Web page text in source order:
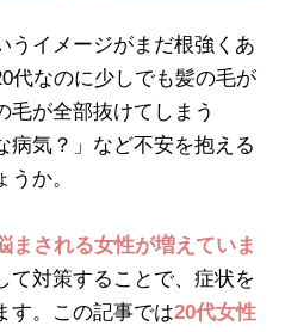
うイメージがまだ根強くあ
代なのに少しでも髪の毛が
毛が全部抜けてしまう
病気？」など不安を抱える
か。
まされる女性が増えていま
て対策することで、症状を
す。この記事では20代女性